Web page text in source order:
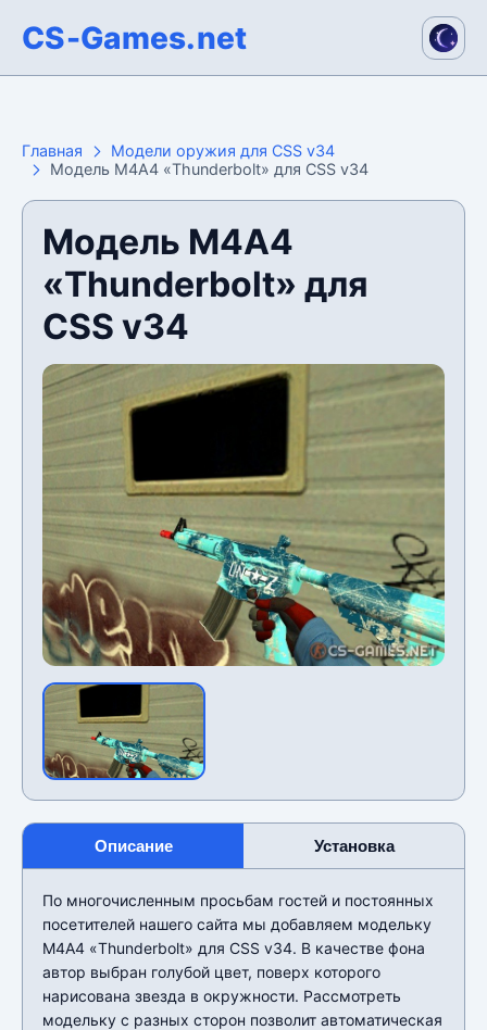
CS-Games.net
Главная
Модели оружия для CSS v34
Модель М4А4 «Thunderbolt» для CSS v34
Модель М4А4
«Thunderbolt» для
CSS v34
Описание Установка
По многочисленным просьбам гостей и постоянных
посетителей нашего сайта мы добавляем модельку
М4А4 «Thunderbolt» для CSS v34. В качестве фона
автор выбран голубой цвет, поверх которого
нарисована звезда в окружности. Рассмотреть
модельку с разных сторон позволит автоматическая